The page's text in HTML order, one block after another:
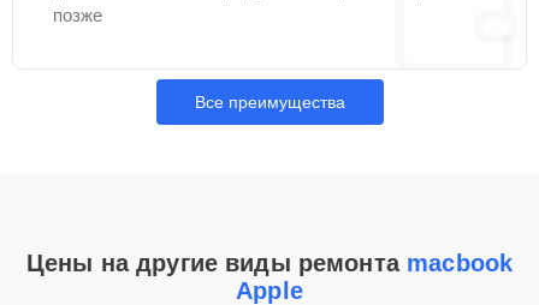
позже
Все преимущества
Цены на другие виды ремонта macbook
Apple